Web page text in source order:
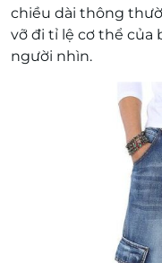
chiều dài thông
vỡ đi tỉ lệ cơ thể của
người nhìn.